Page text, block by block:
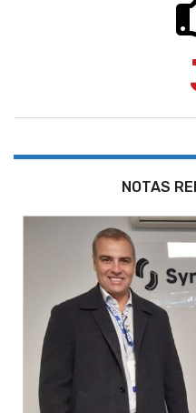
NOTAS